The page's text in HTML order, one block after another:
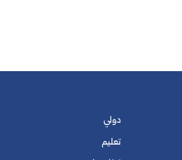
دولي
تعليم